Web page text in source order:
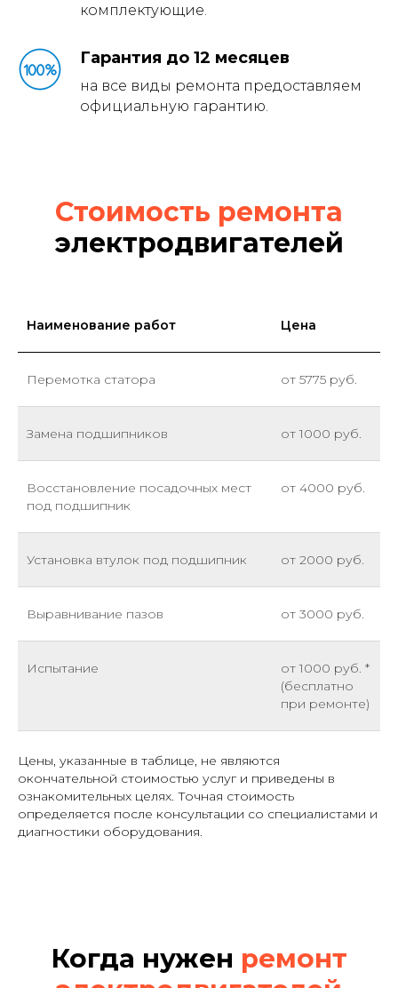
комплектующие.
Гарантия до 12 месяцев
на все виды ремонта предоставляем
официальную гарантию.
Стоимость ремонта
электродвигателей
Наименование работ Цена
Перемотка статора от 5775 руб.
Замена подшипников от 1000 руб.
Восстановление посадочных мест
под подшипник
от 4000 руб.
Установка втулок под подшипник от 2000 руб.
Выравнивание пазов от 3000 руб.
Испытание
от 1000 руб. *
(бесплатно
при ремонте)
Цены, указанные в таблице, не являются
окончательной стоимостью услуг и приведены в
ознакомительных целях. Точная стоимость
определяется после консультации со специалистами и
диагностики оборудования.